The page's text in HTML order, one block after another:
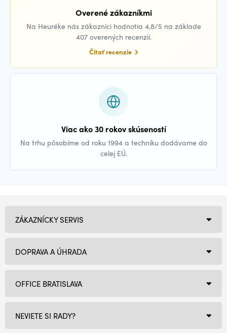
Overené zákazníkmi
Na Heuréke nás zákazníci hodnotia 4,8/5 na základe
407 overených recenzií.
Čítať recenzie
Viac ako 30 rokov skúseností
Na trhu pôsobíme od roku 1994 a techniku dodávame do
celej EÚ.
OFFICE BRATISLAVA
NEVIETE SI RADY?
ZÁKAZNÍCKY SERVIS
DOPRAVA A ÚHRADA